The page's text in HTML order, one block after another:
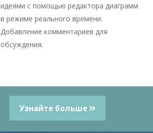
идеями с помощью редактора диаграмм
в режиме реального времени.
Добавление комментариев для
обсуждения.
Узнайте больше